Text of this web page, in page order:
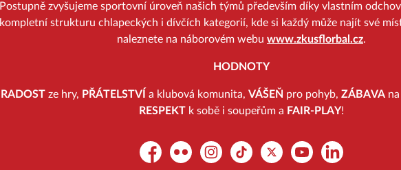
Postupně zvyšujeme sportovní úroveň našich týmů především díky vlastním
kompletní strukturu chlapeckých i dívčích kategorií, kde si každý může najít své
naleznete na náborovém webu www.zkusflorbal.cz.
HODNOTY
RADOST ze hry, PŘÁTELSTVÍ a klubová komunita, VÁŠEŇ pro pohyb, ZÁBAVA
RESPEKT k sobě i soupeřům a FAIR-PLAY!
FacebookFlickr Instagram
TikTok Platform X
YouTubeLinkedIn